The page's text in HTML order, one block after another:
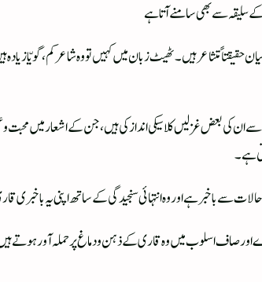
سلیقہ سے بھی سامنے آتا ہے
متشاعر ہیں۔ ٹھیٹ زبان میں کہیں تو وہ شاعر کم، گویّا
کی بعض غزلیں کلاسیکی انداز کی ہیں، جن کے اشعار میں محبت
ہے۔
سے با خبر ہے اور وہ انتہائی سنجیدگی کے ساتھ اپنی یہ باخبری
اور صاف اسلوب میں وہ قاری کے ذہن و دماغ پر حملہ آور ہو تے